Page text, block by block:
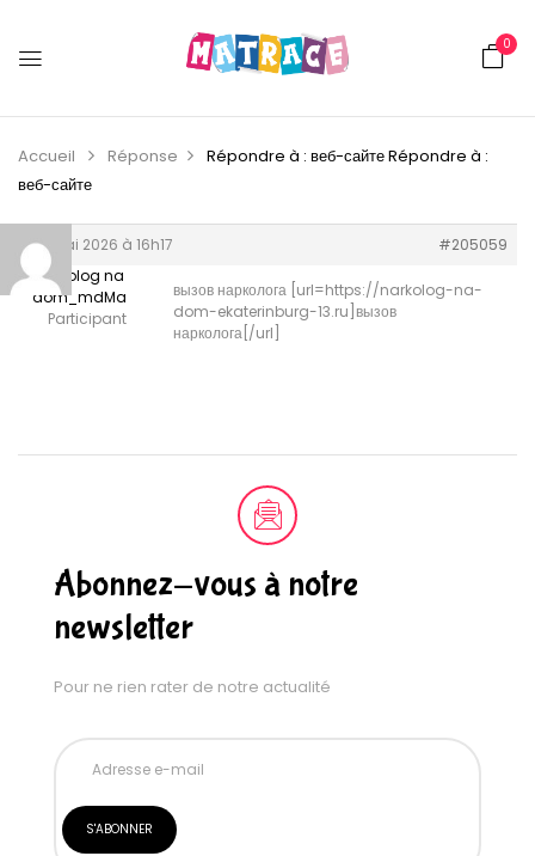
0
Accueil Réponse Répondre à : веб-сайтеRépondre à :
веб-сайте
24 mai 2026 à 16h17
#205059
narkolog na
dom_mdMa
Participant
вызов нарколога [url=https://narkolog-na-
dom-ekaterinburg-13.ru]вызов
нарколога[/url]
Abonnez-vous à notre
newsletter
Pour ne rien rater de notre actualité